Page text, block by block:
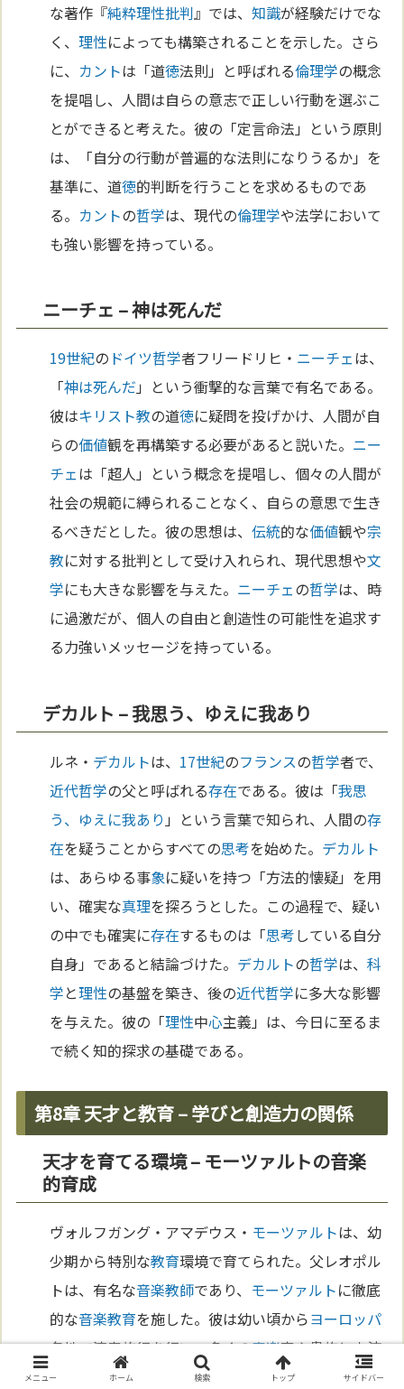
な著作『純粋理性批判』では、知識が経験だけでな
く、理性によっても構築されることを示した。さら
に、 カントは「道徳法則」と呼ばれる倫理学の概念
を提唱し、人間は自らの意志で正しい行動を選ぶこ
とができると考えた。彼の「定言命法」という原則
は、「自分の行動が普遍的な法則になりうるか」を
基準に、道徳的判断を行うことを求めるものであ
る。 カントの哲学は、現代の倫理学や法学において
も強い影響を持っている。
ニーチェ – 神は死んだ
19世紀の ドイツ哲学者フリードリヒ・ ニーチェは、
「神は死んだ 」という衝撃的な言葉で有名である。
彼はキリスト教の道徳に疑問を投げかけ、人間が自
らの価値観を再構築する必要があると説いた。 ニー
チェは「超人」という概念を提唱し、個々の人間が
社会の規範に縛られることなく、自らの意思で生き
るべきだとした。彼の思想は、伝統的な価値観や宗
教に対する批判として受け入れられ、現代思想や文
学にも大きな影響を与えた。 ニーチェの哲学は、時
に過激だが、個人の自由と創造性の可能性を追求す
る力強いメッセージを持っている。
デカルト – 我思う、ゆえに我あり
ルネ・ デカルトは、 17世紀のフランスの哲学者で、
近代哲学の父と呼ばれる存在である。彼は「我思
う、ゆえに我あり 」という言葉で知られ、人間の存
在を疑うことからすべての思考を始めた。 デカルト
は、あらゆる事象に疑いを持つ「方法的懐疑」を用
い、確実な真理を探ろうとした。この過程で、疑い
の中でも確実に存在するものは「思考している自分
自身」であると結論づけた。 デカルトの哲学は、科
学と理性の基盤を築き、後の近代哲学に多大な影響
を与えた。彼の「理性中心主義」は、今日に至るま
で続く知的探求の基礎である。
第8章 天才と教育 – 学びと創造力の関係
天才を育てる環境 – モーツァルトの音楽
的育成
ヴォルフガング・アマデウス・ モーツァルトは、幼
少期から特別な教育環境で育てられた。父レオポル
トは、有名な音楽教師であり、 モーツァルトに徹底
的な音楽教育を施した。彼は幼い頃からヨーロッパ
各地で演奏旅行を行い、多くの音楽家や貴族と交流
した。この特別な環境は、
モーツァルト の驚異的な
メニュー ホーム 検索 トップ サイドバー